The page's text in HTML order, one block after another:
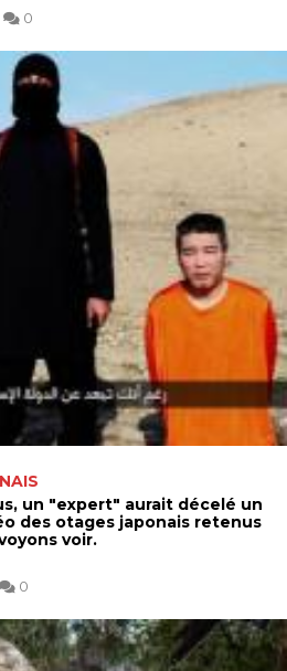
0
un "expert" aurait décelé un
des otages japonais retenus
voir.
0